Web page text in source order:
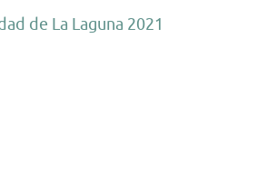
de La Laguna 2021